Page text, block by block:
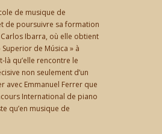
de musique de
de poursuivre sa formation
Ibarra, où elle obtient
de Música » à
là qu’elle rencontre le
non seulement d’un
avec Emmanuel Ferrer que
International de piano
qu’en musique de